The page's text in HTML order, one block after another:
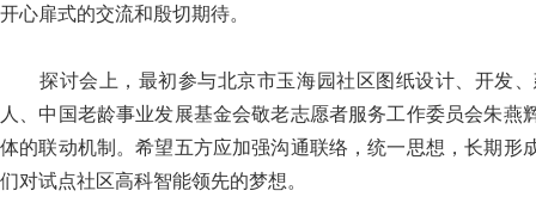
开心扉式的交流和殷切期待。
探讨会上，最初参与北京市玉海园社区图纸设计、开发
人、中国老龄事业发展基金会敬老志愿者服务工作委员会朱
体的联动机制。希望五方应加强沟通联络，统一思想，长期
们对试点社区高科智能领先的梦想。